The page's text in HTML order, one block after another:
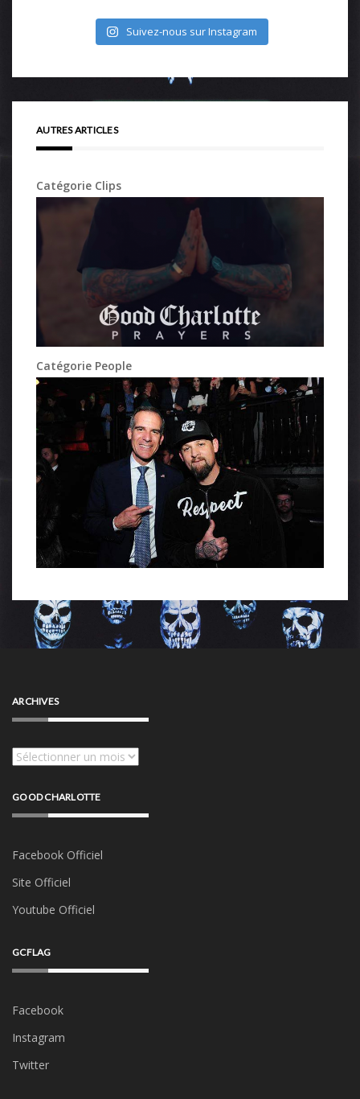
Suivez-nous sur Instagram
AUTRES ARTICLES
Catégorie Clips
Catégorie People
ARCHIVES
Archives
GOOD CHARLOTTE
Facebook Officiel
Site Officiel
Youtube Officiel
GCFLAG
Facebook
Instagram
Twitter